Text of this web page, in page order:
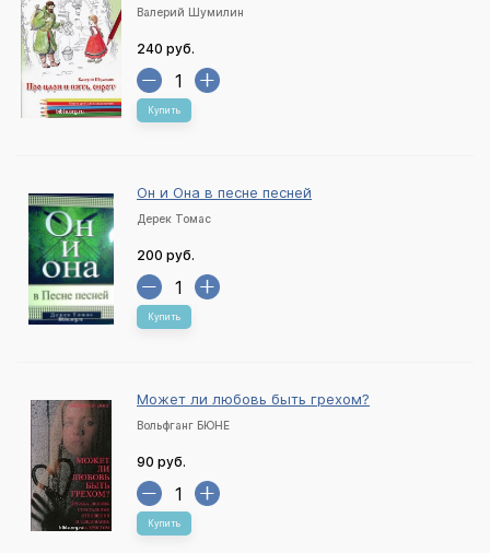
Валерий Шумилин
240 руб.
Купить
Он и Она в песне песней
Дерек Томас
200 руб.
Купить
Может ли любовь быть грехом?
Вольфганг БЮНЕ
90 руб.
Купить